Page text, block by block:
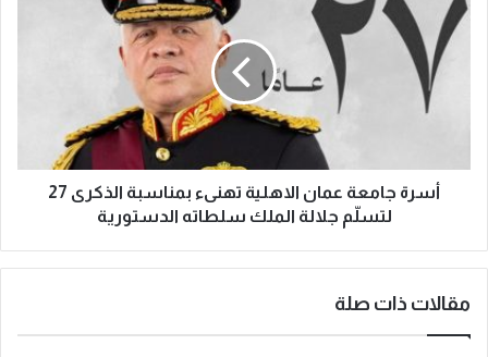
أسرة جامعة عمان الاهلية تهنىء بمناسبة الذكرى 27
لتسلّم جلالة الملك سلطاته الدستورية
مقالات ذات صلة